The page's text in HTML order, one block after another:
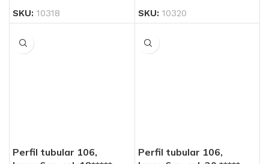
SKU: 10318 SKU: 10320
Perfil tubular 106,
Perfil tubular 106,